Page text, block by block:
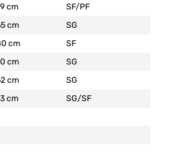
cm
SF/PF
cm
SG
cm
SF
cm
SG
cm
SG
cm
SG/SF